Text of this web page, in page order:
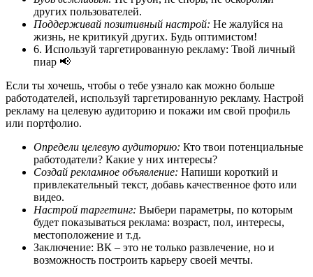
других пользователей.
Поддерживай позитивный настрой: Не жалуйся на
жизнь, не критикуй других. Будь оптимистом!
6. Используй таргетированную рекламу: Твой личный
пиар 📢
Если ты хочешь, чтобы о тебе узнало как можно больше
работодателей, используй таргетированную рекламу. Настрой
рекламу на целевую аудиторию и покажи им свой профиль
или портфолио.
Определи целевую аудиторию: Кто твои потенциальные
работодатели? Какие у них интересы?
Создай рекламное объявление: Напиши короткий и
привлекательный текст, добавь качественное фото или
видео.
Настрой таргетинг: Выбери параметры, по которым
будет показываться реклама: возраст, пол, интересы,
местоположение и т.д.
Заключение: ВК – это не только развлечение, но и
возможность построить карьеру своей мечты.